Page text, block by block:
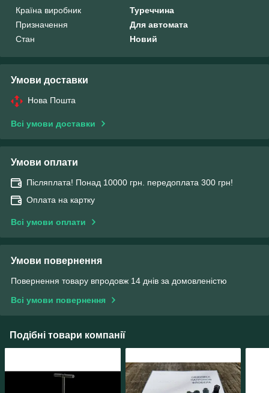
Країна виробник
Туреччина
Призначення
Для автомата
Стан
Новий
Умови доставки
Нова Пошта
Всі умови доставки
Умови оплати
Післяплата! Понад 10000 грн. передоплата 300 грн!
Оплата на картку
Всі умови оплати
Умови повернення
Повернення товару впродовж 14 днів за домовленістю
Всі умови повернення
Подібні товари компанії